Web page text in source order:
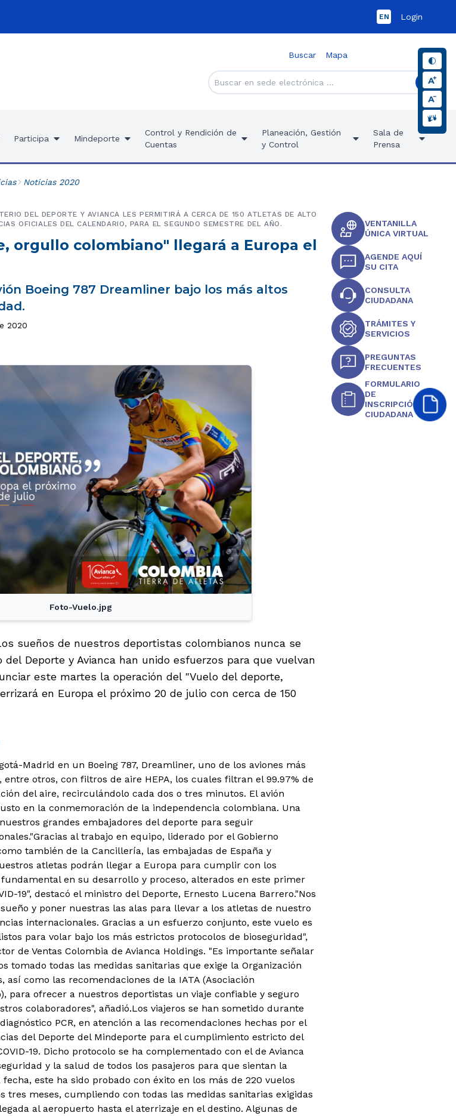
EN Login
Buscar Mapa
Participa Mindeporte
Control y Rendición de
Cuentas
Planeación, Gestión
y Control
Sala de
Prensa
Noticias 2020
orgullo colombiano" llegará a Europa el
Boeing 787 Dreamliner bajo los más altos
DEL DEPORTE Y AVIANCA LES PERMITIRÁ A CERCA DE 150 ATLETAS DE ALTO
OFICIALES DEL CALENDARIO, PARA EL SEGUNDO SEMESTRE DEL AÑO.
2020
Foto-Vuelo.jpg
sueños de nuestros deportistas colombianos nunca se
Deporte y Avianca han unido esfuerzos para que vuelvan
este martes la operación del "Vuelo del deporte,
en Europa el próximo 20 de julio con cerca de 150
Madrid en un Boeing 787, Dreamliner, uno de los aviones más
otros, con filtros de aire HEPA, los cuales filtran el 99.97% de
del aire, recirculándolo cada dos o tres minutos. El avión
en la conmemoración de la independencia colombiana. Una
grandes embajadores del deporte para seguir
"Gracias al trabajo en equipo, liderado por el Gobierno
también de la Cancillería, las embajadas de España y
atletas podrán llegar a Europa para cumplir con los
en su desarrollo y proceso, alterados en este primer
19", destacó el ministro del Deporte, Ernesto Lucena Barrero."Nos
y poner nuestras las alas para llevar a los atletas de nuestro
internacionales. Gracias a un esfuerzo conjunto, este vuelo es
para volar bajo los más estrictos protocolos de bioseguridad",
de Ventas Colombia de Avianca Holdings. "Es importante señalar
tomado todas las medidas sanitarias que exige la Organización
así como las recomendaciones de la IATA (Asociación
para ofrecer a nuestros deportistas un viaje confiable y seguro
colaboradores", añadió.Los viajeros se han sometido durante
PCR, en atención a las recomendaciones hechas por el
del Deporte del Mindeporte para el cumplimiento estricto del
19. Dicho protocolo se ha complementado con el de Avianca
y la salud de todos los pasajeros para que sientan la
este ha sido probado con éxito en los más de 220 vuelos
tres meses, cumpliendo con todas las medidas sanitarias exigidas
al aeropuerto hasta el aterrizaje en el destino. Algunas de
VENTANILLA
ÚNICA VIRTUAL
AGENDE AQUÍ
SU CITA
CONSULTA
CIUDADANA
TRÁMITES Y
SERVICIOS
PREGUNTAS
FRECUENTES
FORMULARIO
DE
INSCRIPCIÓN
CIUDADANA